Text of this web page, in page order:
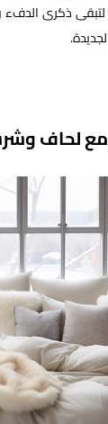
لتبقى ذكرى
لحاف